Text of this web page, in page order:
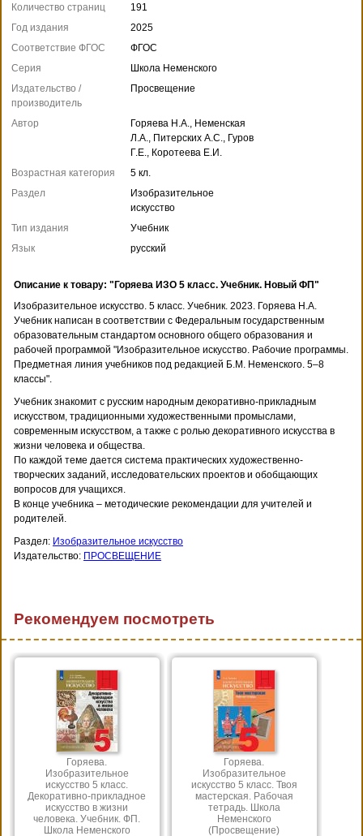
Количество страниц
191
Год издания
2025
Соответствие ФГОС
ФГОС
Серия
Школа Неменского
Издательство /
производитель
Просвещение
Автор
Горяева Н.А., Неменская
Л.А., Питерских А.С., Гуров
Г.Е., Коротеева Е.И.
Возрастная категория
5 кл.
Раздел
Изобразительное
искусство
Тип издания
Учебник
Язык
русский
Описание к товару: "Горяева ИЗО 5 класс. Учебник. Новый ФП"
Изобразительное искусство. 5 класс. Учебник. 2023. Горяева Н.А.
Учебник написан в соответствии с Федеральным государственным
образовательным стандартом основного общего образования и
рабочей программой "Изобразительное искусство. Рабочие программы.
Предметная линия учебников под редакцией Б.М. Неменского. 5–8
классы".
Учебник знакомит с русским народным декоративно-прикладным
искусством, традиционными художественными промыслами,
современным искусством, а также с ролью декоративного искусства в
жизни человека и общества.
По каждой теме дается система практических художественно-
творческих заданий, исследовательских проектов и обобщающих
вопросов для учащихся.
В конце учебника – методические рекомендации для учителей и
родителей.
Раздел: Изобразительное искусство
Издательство: ПРОСВЕЩЕНИЕ
Рекомендуем посмотреть
Горяева.
Изобразительное
искусство 5 класс.
Декоративно-прикладное
искусство в жизни
человека. Учебник. ФП.
Школа Неменского
Горяева.
Изобразительное
искусство 5 класс. Твоя
мастерская. Рабочая
тетрадь. Школа
Неменского
(Просвещение)